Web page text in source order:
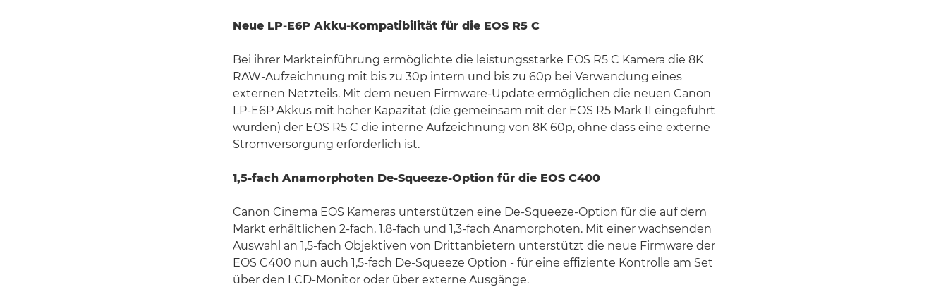
Neue LP-E6P Akku-Kompatibilität für die EOS R5 C
Bei ihrer Markteinführung ermöglichte die leistungsstarke EOS R5 C Kamera die 8K
RAW-Aufzeichnung mit bis zu 30p intern und bis zu 60p bei Verwendung eines
externen Netzteils. Mit dem neuen Firmware-Update ermöglichen die neuen Canon
LP-E6P Akkus mit hoher Kapazität (die gemeinsam mit der EOS R5 Mark II eingeführt
wurden) der EOS R5 C die interne Aufzeichnung von 8K 60p, ohne dass eine externe
Stromversorgung erforderlich ist.
1,5-fach Anamorphoten De-Squeeze-Option für die EOS C400
Canon Cinema EOS Kameras unterstützen eine De-Squeeze-Option für die auf dem
Markt erhältlichen 2-fach, 1,8-fach und 1,3-fach Anamorphoten. Mit einer wachsenden
Auswahl an 1,5-fach Objektiven von Drittanbietern unterstützt die neue Firmware der
EOS C400 nun auch 1,5-fach De-Squeeze Option - für eine effiziente Kontrolle am Set
über den LCD-Monitor oder über externe Ausgänge.